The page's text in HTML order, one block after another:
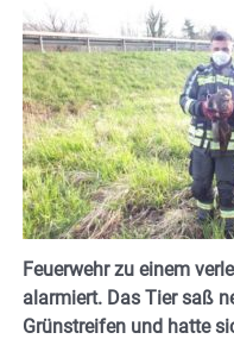
Feuerwehr zu einem
alarmiert. Das Tier saß
Grünstreifen und hatte